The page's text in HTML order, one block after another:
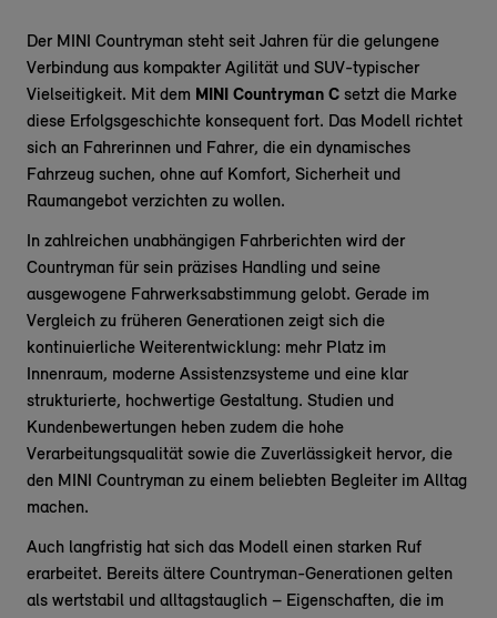
Der MINI Countryman steht seit Jahren für die gelungene
Verbindung aus kompakter Agilität und SUV-typischer
Vielseitigkeit. Mit dem MINI Countryman C setzt die Marke
diese Erfolgsgeschichte konsequent fort. Das Modell richtet
sich an Fahrerinnen und Fahrer, die ein dynamisches
Fahrzeug suchen, ohne auf Komfort, Sicherheit und
Raumangebot verzichten zu wollen.
In zahlreichen unabhängigen Fahrberichten wird der
Countryman für sein präzises Handling und seine
ausgewogene Fahrwerksabstimmung gelobt. Gerade im
Vergleich zu früheren Generationen zeigt sich die
kontinuierliche Weiterentwicklung: mehr Platz im
Innenraum, moderne Assistenzsysteme und eine klar
strukturierte, hochwertige Gestaltung. Studien und
Kundenbewertungen heben zudem die hohe
Verarbeitungsqualität sowie die Zuverlässigkeit hervor, die
den MINI Countryman zu einem beliebten Begleiter im Alltag
machen.
Auch langfristig hat sich das Modell einen starken Ruf
erarbeitet. Bereits ältere Countryman-Generationen gelten
als wertstabil und alltagstauglich – Eigenschaften, die im